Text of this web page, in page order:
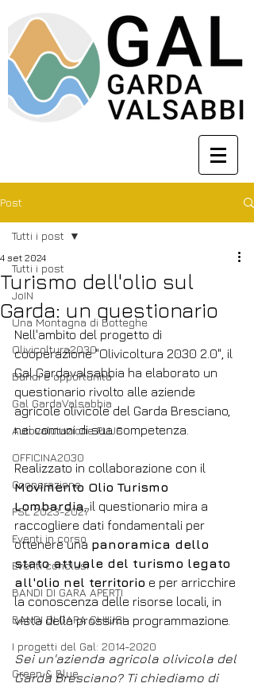
Post
Tutti i post
JoIN
Una Montagna di Botteghe
Olivicoltura2030
Bandi e opportunità
Gal GardaValsabbia
Autovalutazione PLUS
OFFICINA2030
Cooperazione
PSL 2023-2027
Eventi in corso
Eventi conclusi
BANDI DI GARA APERTI
BANDI DI GARA CHIUSI
I progetti del Gal: 2014-2020
Green & Blue
Tutti i post
Turismo dell'olio sul
Garda: un questionario
4 set 2024
Nell'ambito del progetto di
cooperazione "Olivicoltura 2030 2.0", il
Gal Gardavalsabbia ha elaborato un
questionario rivolto alle aziende
agricole olivicole del Garda Bresciano,
nei comuni di sua competenza.
Realizzato in collaborazione con il
Movimento Olio Turismo
Lombardia, il questionario mira a
raccogliere dati fondamentali per
ottenere una panoramica dello
stato attuale del turismo legato
all'olio nel territorio e per arricchire
la conoscenza delle risorse locali, in
vista della prossima programmazione.
Sei un'azienda agricola olivicola del
Garda Bresciano? Ti chiediamo di